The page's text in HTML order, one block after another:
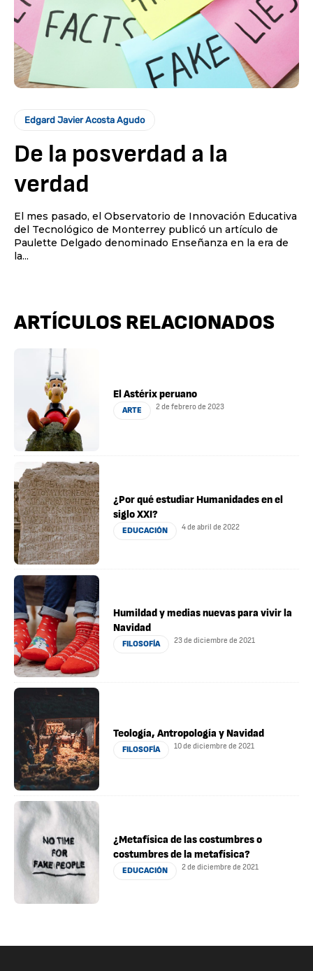
Edgard Javier Acosta Agudo
De la posverdad a la
verdad
El mes pasado, el Observatorio de Innovación Educativa
del Tecnológico de Monterrey publicó un artículo de
Paulette Delgado denominado Enseñanza en la era de
la...
ARTÍCULOS RELACIONADOS
El Astérix peruano
ARTE 2 de febrero de 2023
¿Por qué estudiar Humanidades en el
siglo XXI?
EDUCACIÓN 4 de abril de 2022
Humildad y medias nuevas para vivir la
Navidad
FILOSOFÍA 23 de diciembre de 2021
Teología, Antropología y Navidad
FILOSOFÍA 10 de diciembre de 2021
¿Metafísica de las costumbres o
costumbres de la metafísica?
EDUCACIÓN 2 de diciembre de 2021